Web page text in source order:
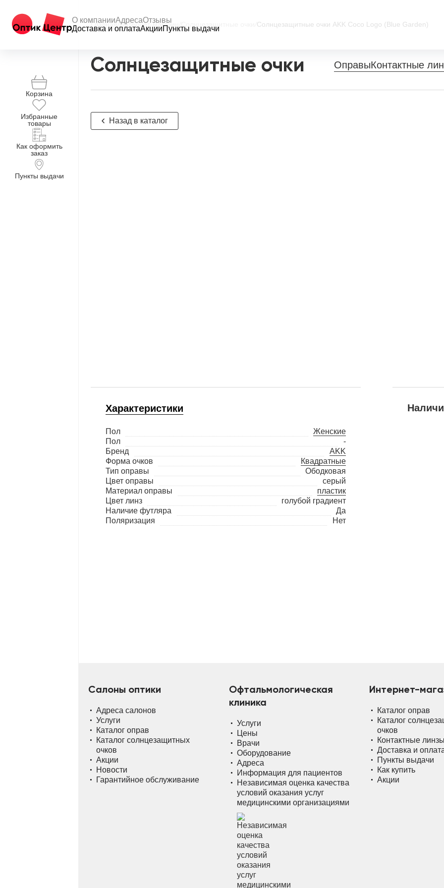
О компанииАдресаОтзывы
Доставка и оплатаАкцииПункты выдачи
Корзина
Избранные
товары
Как оформить
заказ
Пункты выдачи
Главная Интернет-магазин Солнцезащитные очки AKK Coco Logo (Blue Garden)
Солнцезащитные очки ОправыКонтактные
Назад в каталог
Характеристики
Пол
Женские
Пол
-
Бренд
AKK
Форма очков
Квадратные
Тип оправы
Ободковая
Цвет оправы
серый
Материал оправы
пластик
Цвет линз
голубой градиент
Наличие футляра
Да
Поляризация
Нет
Салоны оптики
Адреса салонов
Услуги
Каталог оправ
Каталог солнцезащитных
очков
Акции
Новости
Гарантийное обслуживание
Офтальмологическая
клиника
Услуги
Цены
Врачи
Оборудование
Адреса
Информация для пациентов
Независимая оценка качества
условий оказания услуг
медицинскими организациями
Интернет-
Каталог оправ
Каталог
очков
Контактные линзы
Доставка и
Пункты выдачи
Как купить
Акции